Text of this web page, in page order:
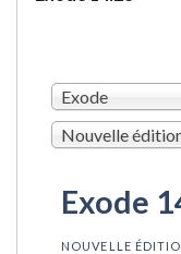
Exode
Nouvelle
Exode
NOUVELLE